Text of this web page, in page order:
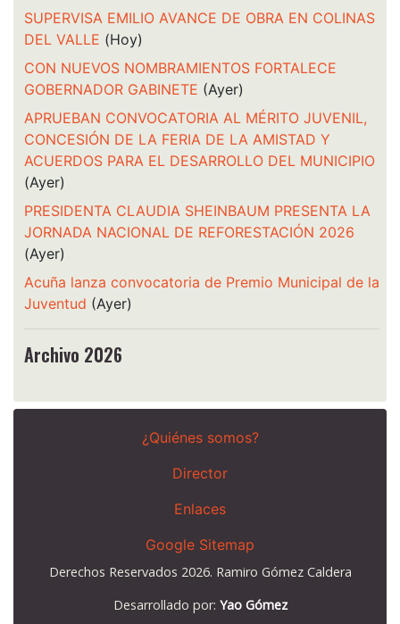
SUPERVISA EMILIO AVANCE DE OBRA EN COLINAS
DEL VALLE (Hoy)
CON NUEVOS NOMBRAMIENTOS FORTALECE
GOBERNADOR GABINETE (Ayer)
APRUEBAN CONVOCATORIA AL MÉRITO JUVENIL,
CONCESIÓN DE LA FERIA DE LA AMISTAD Y
ACUERDOS PARA EL DESARROLLO DEL MUNICIPIO
(Ayer)
PRESIDENTA CLAUDIA SHEINBAUM PRESENTA LA
JORNADA NACIONAL DE REFORESTACIÓN 2026
(Ayer)
Acuña lanza convocatoria de Premio Municipal de la
Juventud (Ayer)
Archivo 2026
¿Quiénes somos?
Director
Enlaces
Google Sitemap
Derechos Reservados 2026. Ramiro Gómez Caldera
Desarrollado por: Yao Gómez